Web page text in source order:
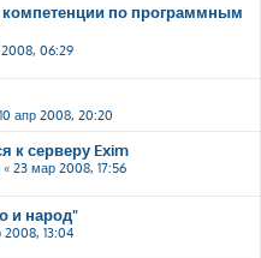
компетенции по программным
06:29
10 апр 2008, 20:20
к серверу Exim
« 23 мар 2008, 17:56
и народ"
13:04